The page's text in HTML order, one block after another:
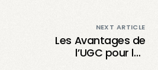
NEXT ARTICLE
Les Avantages de
l’UGC pour les